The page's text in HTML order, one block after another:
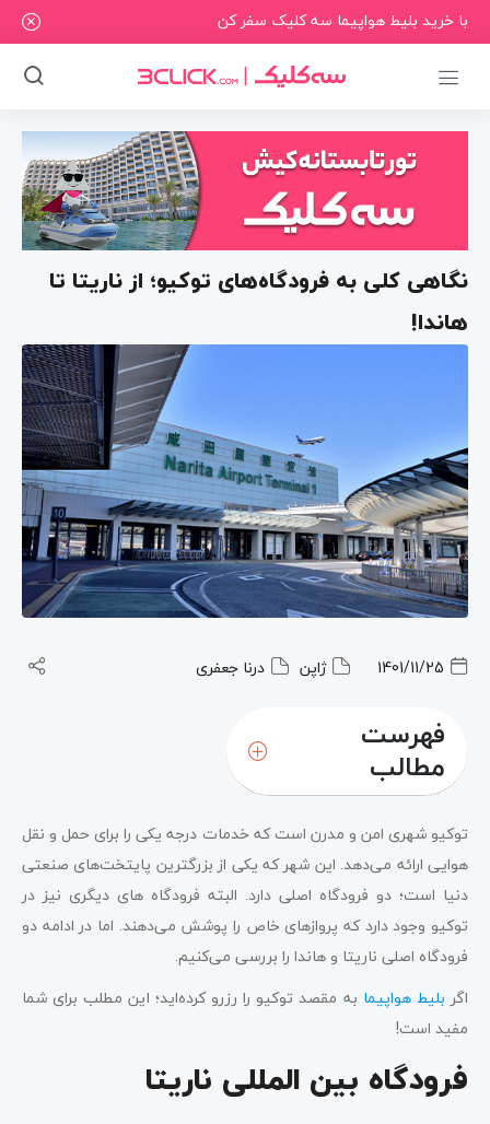
با خرید بلیط هواپیما سه کلیک سفر کن
نگاهی کلی به فرودگاه‌های توکیو؛ از ناریتا تا
هاندا!
1401/11/25 ژاپن درنا جعفری
فهرست
مطالب
توکیو شهری امن و مدرن است که خدمات درجه یکی را برای حمل و نقل
هوایی ارائه می‌دهد. این شهر که یکی از بزرگترین پایتخت‌های صنعتی
دنیا است؛ دو فرودگاه اصلی دارد. البته فرودگاه‌ های دیگری نیز در
توکیو وجود دارد که پروازهای خاص را پوشش می‌دهند. اما در ادامه دو
فرودگاه اصلی ناریتا و هاندا را بررسی می‌کنیم.
اگر بلیط هواپیما به مقصد توکیو را رزرو کرده‌اید؛ این مطلب برای شما
مفید است!
فرودگاه بین المللی ناریتا